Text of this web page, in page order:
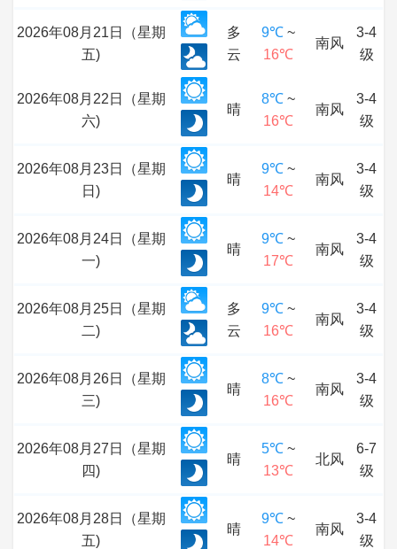
2026年08月21日（星期
五)
多
云
9℃ ~
16℃
南风
3-4
级
2026年08月22日（星期
六)
晴
8℃ ~
16℃
南风
3-4
级
2026年08月23日（星期
日)
晴
9℃ ~
14℃
南风
3-4
级
2026年08月24日（星期
一)
晴
9℃ ~
17℃
南风
3-4
级
2026年08月25日（星期
二)
多
云
9℃ ~
16℃
南风
3-4
级
2026年08月26日（星期
三)
晴
8℃ ~
16℃
南风
3-4
级
2026年08月27日（星期
四)
晴
5℃ ~
13℃
北风
6-7
级
2026年08月28日（星期
五)
晴
9℃ ~
14℃
南风
3-4
级